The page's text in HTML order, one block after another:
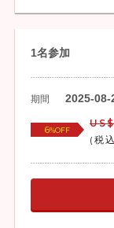
1名参加
期間 2025-08-
6%OFF
(税込